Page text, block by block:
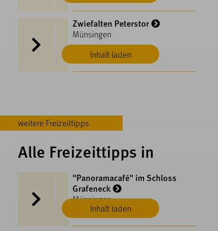
Inhalt laden
Zwiefalten Peterstor
Münsingen
weitere Freizeittipps
Alle Freizeittipps in
Inhalt laden
"Panoramacafé" im Schloss
Grafeneck
Münsingen